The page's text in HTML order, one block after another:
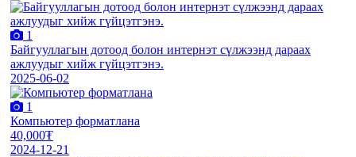
1
Байгууллагын дотоод болон интернэт сүлжээнд дараах
ажлуудыг хийж гүйцэтгэнэ.
2025-06-02
1
Компьютер форматлана
40,000₮
2024-12-21